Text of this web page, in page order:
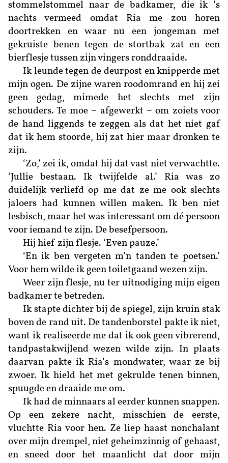
stommelstommel naar de badkamer, die ik ’s
nachts vermeed omdat Ria me zou horen
doortrekken en waar nu een jongeman met
gekruiste benen tegen de stortbak zat en een
bierflesje tussen zijn vingers ronddraaide.
Ik leunde tegen de deurpost en knipperde met
mijn ogen. De zijne waren roodomrand en hij zei
geen gedag, mimede het slechts met zijn
schouders. Te moe – afgewerkt – om zoiets voor
de hand liggends te zeggen als dat het niet gaf
dat ik hem stoorde, hij zat hier maar dronken te
zijn.
‘Zo,’ zei ik, omdat hij dat vast niet verwachtte.
‘Jullie bestaan. Ik twijfelde al.’ Ria was zo
duidelijk verliefd op me dat ze me ook slechts
jaloers had kunnen willen maken. Ik ben niet
lesbisch, maar het was interessant om dé persoon
voor iemand te zijn. De besefpersoon.
Hij hief zijn flesje. ‘Even pauze.’
‘En ik ben vergeten m’n tanden te poetsen.’
Voor hem wilde ik geen toiletgaand wezen zijn.
Weer zijn flesje, nu ter uitnodiging mijn eigen
badkamer te betreden.
Ik stapte dichter bij de spiegel, zijn kruin stak
boven de rand uit. De tandenborstel pakte ik niet,
want ik realiseerde me dat ik ook geen vibrerend,
tandpastakwijlend wezen wilde zijn. In plaats
daarvan pakte ik Ria’s mondwater, waar ze bij
zwoer. Ik hield het met gekrulde tenen binnen,
spuugde en draaide me om.
Ik had de minnaars al eerder kunnen snappen.
Op een zekere nacht, misschien de eerste,
vluchtte Ria voor hen. Ze liep haast nonchalant
over mijn drempel, niet geheimzinnig of gehaast,
en sneed door het maanlicht dat door mijn